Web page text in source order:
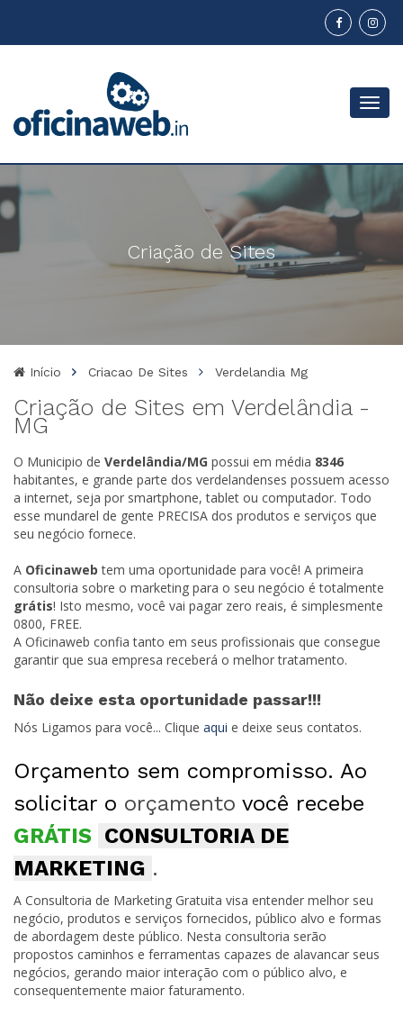
Menu
Criação de Sites
Início Criacao De Sites Verdelandia Mg
Criação de Sites em Verdelândia -
MG
O Municipio de Verdelândia/MG possui em média 8346
habitantes, e grande parte dos verdelandenses possuem acesso
a internet, seja por smartphone, tablet ou computador. Todo
esse mundarel de gente PRECISA dos produtos e serviços que
seu negócio fornece.
A Oficinaweb tem uma oportunidade para você! A primeira
consultoria sobre o marketing para o seu negócio é totalmente
grátis! Isto mesmo, você vai pagar zero reais, é simplesmente
0800, FREE.
A Oficinaweb confia tanto em seus profissionais que consegue
garantir que sua empresa receberá o melhor tratamento.
Não deixe esta oportunidade passar!!!
Nós Ligamos para você... Clique aqui e deixe seus contatos.
Orçamento sem compromisso. Ao
solicitar o orçamento você recebe
GRÁTIS CONSULTORIA DE
MARKETING .
A Consultoria de Marketing Gratuita visa entender melhor seu
negócio, produtos e serviços fornecidos, público alvo e formas
de abordagem deste público. Nesta consultoria serão
propostos caminhos e ferramentas capazes de alavancar seus
negócios, gerando maior interação com o público alvo, e
consequentemente maior faturamento.